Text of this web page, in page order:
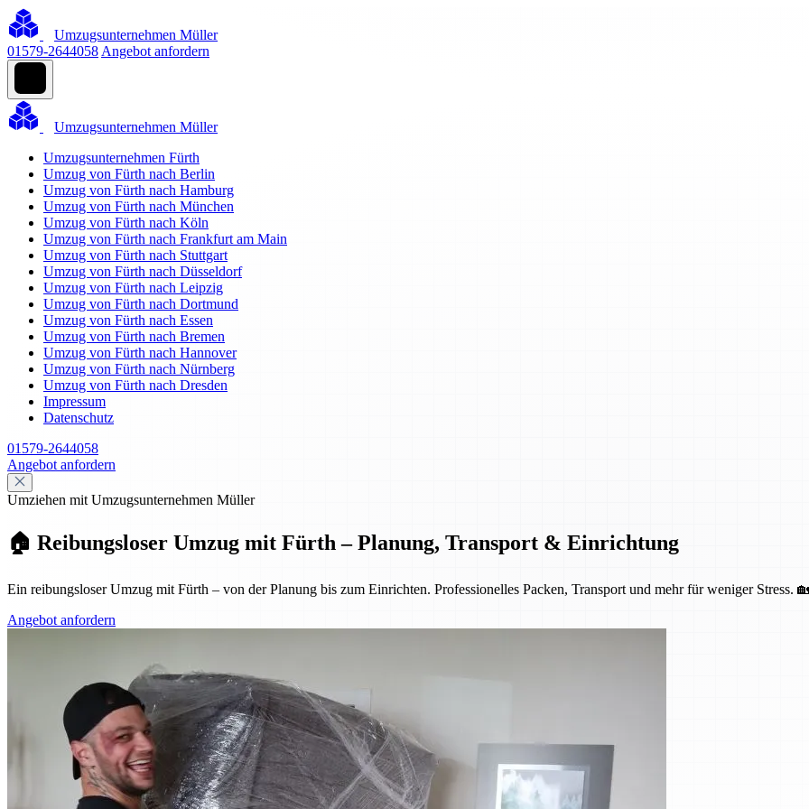
Umzugsunternehmen Müller
01579-2644058 Angebot anfordern
Umzugsunternehmen Müller
Umzugsunternehmen Fürth
Umzug von Fürth nach Berlin
Umzug von Fürth nach Hamburg
Umzug von Fürth nach München
Umzug von Fürth nach Köln
Umzug von Fürth nach Frankfurt am Main
Umzug von Fürth nach Stuttgart
Umzug von Fürth nach Düsseldorf
Umzug von Fürth nach Leipzig
Umzug von Fürth nach Dortmund
Umzug von Fürth nach Essen
Umzug von Fürth nach Bremen
Umzug von Fürth nach Hannover
Umzug von Fürth nach Nürnberg
Umzug von Fürth nach Dresden
Impressum
Datenschutz
01579-2644058
Angebot anfordern
Umziehen mit Umzugsunternehmen Müller
🏠 Reibungsloser Umzug mit Fürth – Planung, Transport & Einrichtung
Ein reibungsloser Umzug mit Fürth – von der Planung bis zum Einrichten. Professionelles Packen, Transport und mehr für weniger Stress.
Angebot anfordern